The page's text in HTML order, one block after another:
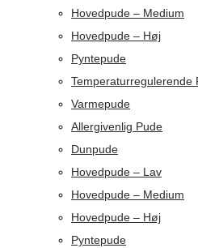
Hovedpude – Medium
Hovedpude – Høj
Pyntepude
Temperaturregulerende
Varmepude
Allergivenlig Pude
Dunpude
Hovedpude – Lav
Hovedpude – Medium
Hovedpude – Høj
Pyntepude